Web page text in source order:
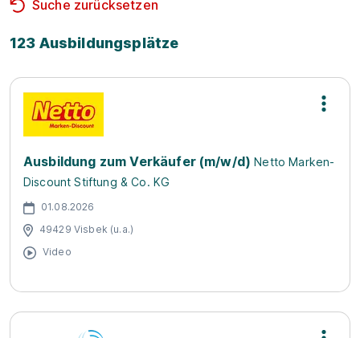
Suche zurücksetzen
123 Ausbildungsplätze
Ausbildung zum Verkäufer (m/w/d) Netto Marken-
Discount Stiftung & Co. KG
01.08.2026
49429 Visbek (u.a.)
Video